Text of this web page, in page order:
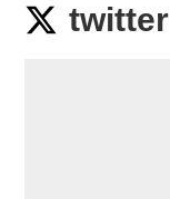
twitter